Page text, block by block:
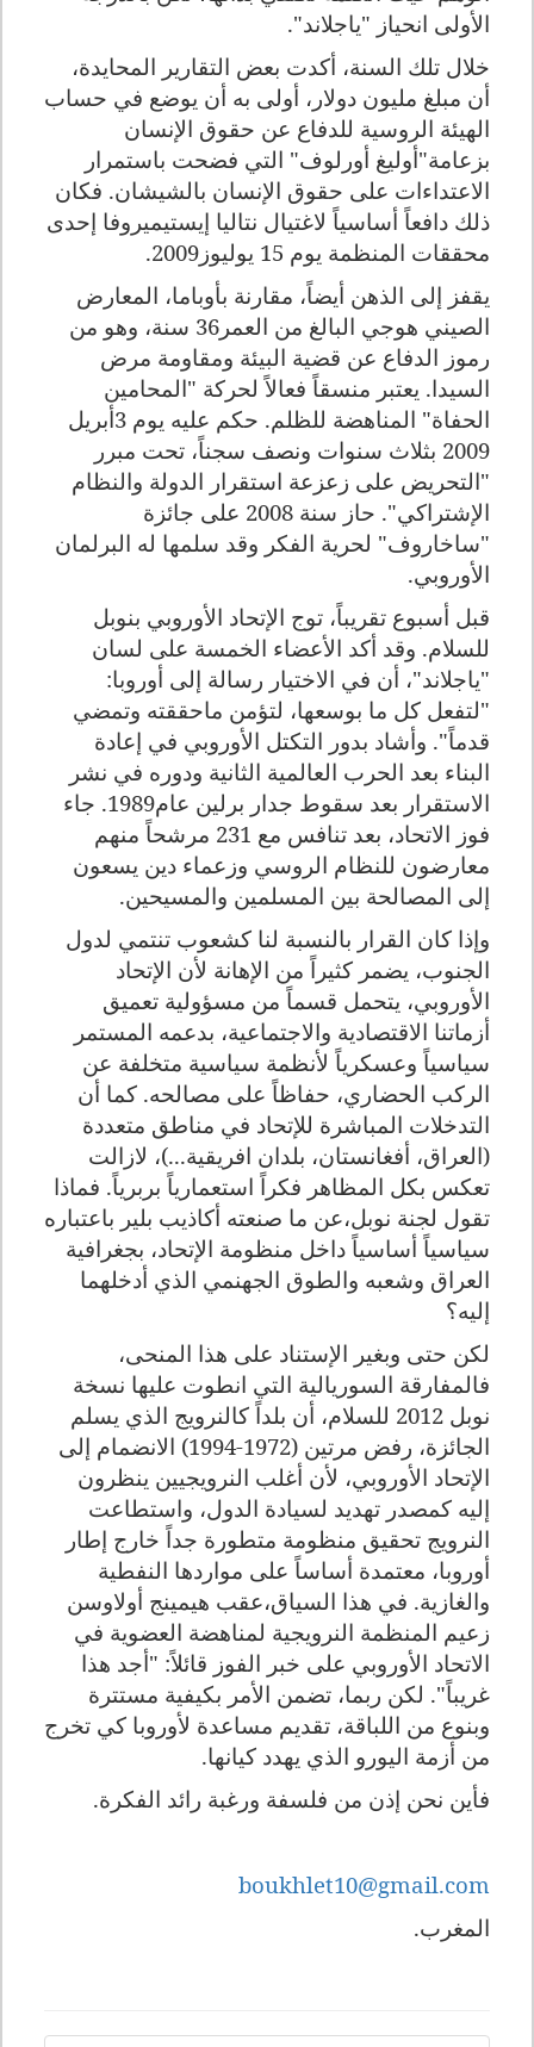
الأولى انحياز "ياجلاند".
خلال تلك السنة، أكدت بعض التقارير المحايدة،
أن مبلغ مليون دولار، أولى به أن يوضع في حساب
الهيئة الروسية للدفاع عن حقوق الإنسان
بزعامة"أوليغ أورلوف" التي فضحت باستمرار
الاعتداءات على حقوق الإنسان بالشيشان. فكان
ذلك دافعاً أساسياً لاغتيال نتاليا إيستيميروفا إحدى
محققات المنظمة يوم 15 يوليوز2009.
يقفز إلى الذهن أيضاً، مقارنة بأوباما، المعارض
الصيني هوجي البالغ من العمر36 سنة، وهو من
رموز الدفاع عن قضية البيئة ومقاومة مرض
السيدا. يعتبر منسقاً فعالاً لحركة "المحامين
الحفاة" المناهضة للظلم. حكم عليه يوم 3أبريل
2009 بثلاث سنوات ونصف سجناً، تحت مبرر
"التحريض على زعزعة استقرار الدولة والنظام
الإشتراكي". حاز سنة 2008 على جائزة
"ساخاروف" لحرية الفكر وقد سلمها له البرلمان
الأوروبي.
قبل أسبوع تقريباً، توج الإتحاد الأوروبي بنوبل
للسلام. وقد أكد الأعضاء الخمسة على لسان
"ياجلاند"، أن في الاختيار رسالة إلى أوروبا:
"لتفعل كل ما بوسعها، لتؤمن ماحققته وتمضي
قدماً". وأشاد بدور التكتل الأوروبي في إعادة
البناء بعد الحرب العالمية الثانية ودوره في نشر
الاستقرار بعد سقوط جدار برلين عام1989. جاء
فوز الاتحاد، بعد تنافس مع 231 مرشحاً منهم
معارضون للنظام الروسي وزعماء دين يسعون
إلى المصالحة بين المسلمين والمسيحين.
وإذا كان القرار بالنسبة لنا كشعوب تنتمي لدول
الجنوب، يضمر كثيراً من الإهانة لأن الإتحاد
الأوروبي، يتحمل قسماً من مسؤولية تعميق
أزماتنا الاقتصادية والاجتماعية، بدعمه المستمر
سياسياً وعسكرياً لأنظمة سياسية متخلفة عن
الركب الحضاري، حفاظاً على مصالحه. كما أن
التدخلات المباشرة للإتحاد في مناطق متعددة
(العراق، أفغانستان، بلدان افريقية...)، لازالت
تعكس بكل المظاهر فكراً استعمارياً بربرياً. فماذا
تقول لجنة نوبل،عن ما صنعته أكاذيب بلير باعتباره
سياسياً أساسياً داخل منظومة الإتحاد، بجغرافية
العراق وشعبه والطوق الجهنمي الذي أدخلهما
إليه؟
لكن حتى وبغير الإستناد على هذا المنحى،
فالمفارقة السوريالية التي انطوت عليها نسخة
نوبل 2012 للسلام، أن بلداً كالنرويج الذي يسلم
الجائزة، رفض مرتين (1972-1994) الانضمام إلى
الإتحاد الأوروبي، لأن أغلب النرويجيين ينظرون
إليه كمصدر تهديد لسيادة الدول، واستطاعت
النرويج تحقيق منظومة متطورة جداً خارج إطار
أوروبا، معتمدة أساساً على مواردها النفطية
والغازية. في هذا السياق،عقب هيمينج أولاوسن
زعيم المنظمة النرويجية لمناهضة العضوية في
الاتحاد الأوروبي على خبر الفوز قائلاً: "أجد هذا
غريباً". لكن ربما، تضمن الأمر بكيفية مستترة
وبنوع من اللباقة، تقديم مساعدة لأوروبا كي تخرج
من أزمة اليورو الذي يهدد كيانها.
فأين نحن إذن من فلسفة ورغبة رائد الفكرة.
boukhlet10@gmail.com
المغرب.